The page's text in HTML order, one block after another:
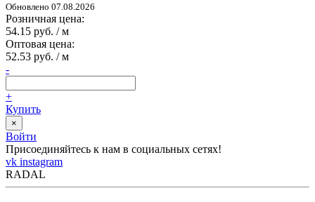
Обновлено 07.08.2026
Розничная цена:
54.15 руб. / м
Оптовая цена:
52.53 руб. / м
-
+
Купить
×
Войти
Присоединяйтесь к нам в социальных сетях!
vk instagram
RADAL